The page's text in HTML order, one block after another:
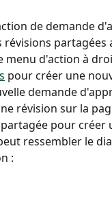
de demande
révisions partagées
menu d'action à
pour créer une
demande
révision sur la
pour créer
ressembler le
: